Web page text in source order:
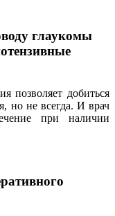
глаукомы
позволяет добиться
но не всегда. И врач
при наличии